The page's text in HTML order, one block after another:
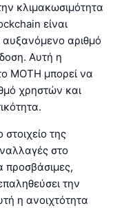
κλιμακωσιμότητα
είναι
αυξανόμενο αριθμό
Αυτή η
MOTH μπορεί να
χρηστών και
της
στο
προσβάσιμες,
την
η ανοιχτότητα